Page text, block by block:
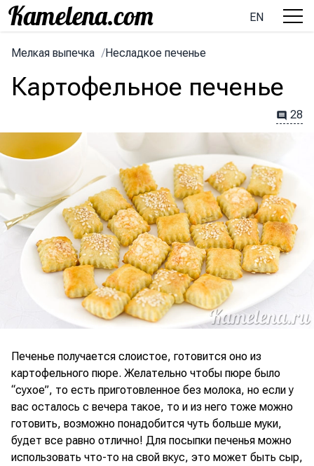
EN
Мелкая выпечка /Несладкое печенье
Картофельное печенье
28
Печенье получается слоистое, готовится оно из
картофельного пюре. Желательно чтобы пюре было
“сухое”, то есть приготовленное без молока, но если у
вас осталось с вечера такое, то и из него тоже можно
готовить, возможно понадобится чуть больше муки,
будет все равно отлично! Для посыпки печенья можно
использовать что-то на свой вкус, это может быть сыр,